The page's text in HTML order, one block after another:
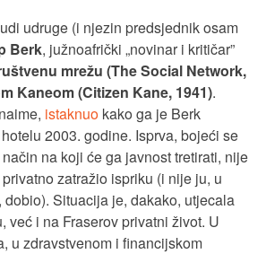
udruge (i njezin predsjednik osam
Berk, južnoafrički „novinar i kritičar”
mrežu (The Social Network,
Kaneom (Citizen Kane, 1941).
istaknuo kako ga je Berk
2003. godine. Isprva, bojeći se
na koji će ga javnost tretirati, nije
zatražio ispriku (i nije ju, u
Situacija je, dakako, utjecala
već i na Fraserov privatni život. U
u zdravstvenom i financijskom